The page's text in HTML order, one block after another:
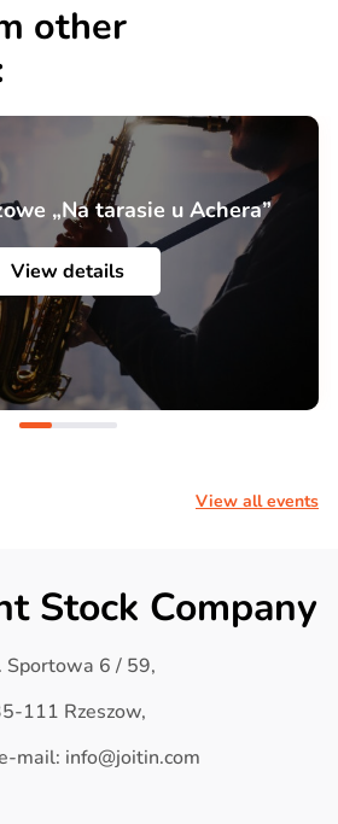
other
„Na tarasie u Achera”
View details
View all events
Stock Company
Sportowa 6 / 59,
111 Rzeszow,
mail: info@joitin.com